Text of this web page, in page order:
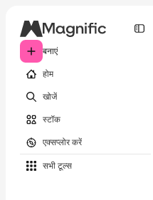
बनाएं
होम
खोजें
स्टॉक
एक्सप्लोर करें
सभी टूल्‍स